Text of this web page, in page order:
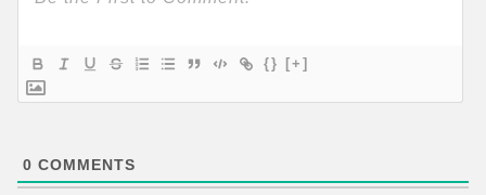
{} [+]
0 COMMENTS